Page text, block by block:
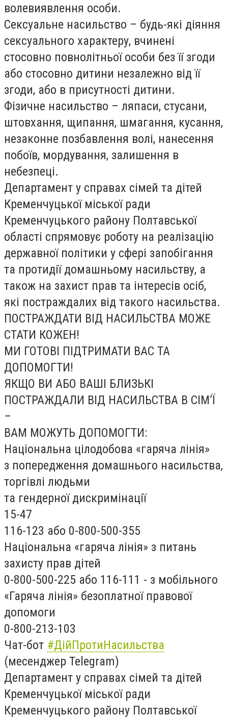
волевиявлення особи.
Сексуальне насильство – будь-які діяння
сексуального характеру, вчинені
стосовно повнолітньої особи без її згоди
або стосовно дитини незалежно від її
згоди, або в присутності дитини.
Фізичне насильство – ляпаси, стусани,
штовхання, щипання, шмагання, кусання,
незаконне позбавлення волі, нанесення
побоїв, мордування, залишення в
небезпеці.
Департамент у справах сімей та дітей
Кременчуцької міської ради
Кременчуцького району Полтавської
області спрямовує роботу на реалізацію
державної політики у сфері запобігання
та протидії домашньому насильству, а
також на захист прав та інтересів осіб,
які постраждалих від такого насильства.
ПОСТРАЖДАТИ ВІД НАСИЛЬСТВА МОЖЕ
СТАТИ КОЖЕН!
МИ ГОТОВІ ПІДТРИМАТИ ВАС ТА
ДОПОМОГТИ!
ЯКЩО ВИ АБО ВАШІ БЛИЗЬКІ
ПОСТРАЖДАЛИ ВІД НАСИЛЬСТВА В СІМ’Ї
–
ВАМ МОЖУТЬ ДОПОМОГТИ:
Національна цілодобова «гаряча лінія»
з попередження домашнього насильства,
торгівлі людьми
та гендерної дискримінації
15-47
116-123 або 0-800-500-355
Національна «гаряча лінія» з питань
захисту прав дітей
0-800-500-225 або 116-111 - з мобільного
«Гаряча лінія» безоплатної правової
допомоги
0-800-213-103
Чат-бот #ДійПротиНасильства
(месенджер Telegram)
Департамент у справах сімей та дітей
Кременчуцької міської ради
Кременчуцького району Полтавської